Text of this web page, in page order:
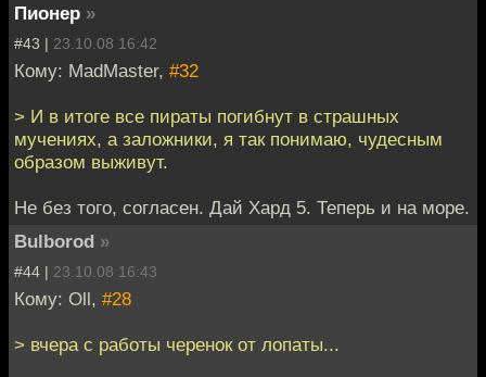
Пионер »
#43 | 23.10.08 16:42
Кому: MadMaster, #32
> И в итоге все пираты погибнут в страшных
мучениях, а заложники, я так понимаю, чудесным
образом выживут.
Не без того, согласен. Дай Хард 5. Теперь и на море.
Bulborod »
#44 | 23.10.08 16:43
Кому: Oll, #28
> вчера с работы черенок от лопаты...